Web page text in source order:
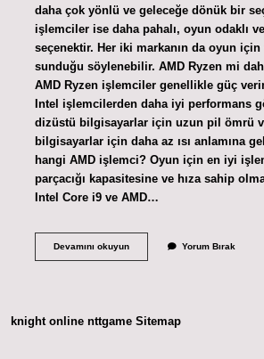
daha çok yönlü ve geleceğe dönük bir
işlemciler ise daha pahalı, oyun odaklı
seçenektir. Her iki markanın da oyun
sunduğu söylenebilir. AMD Ryzen mi
AMD Ryzen işlemciler genellikle güç
Intel işlemcilerden daha iyi performans
dizüstü bilgisayarlar için uzun pil ömrü
bilgisayarlar için daha az ısı anlamına
hangi AMD işlemci? Oyun için en iyi
parçacığı kapasitesine ve hıza sahip
Intel Core i9 ve AMD…
Devamını okuyunAmd
Yorum Bırak
knight online nttgame Sitemap